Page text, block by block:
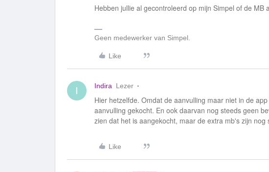
Hebben jullie al gecontroleerd op mijn Simpel of de MB
Geen medewerker van Simpel.
Like
I Indira Lezer
Hier hetzelfde. Omdat de aanvulling maar niet in de
aanvulling gekocht. En ook daarvan nog steeds geen
zien dat het is aangekocht, maar de extra mb's zijn nog
Like